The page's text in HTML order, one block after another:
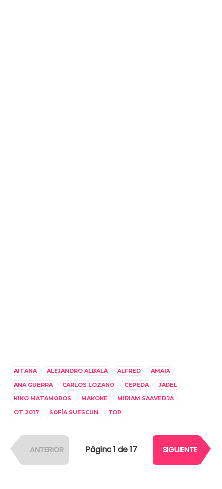
AITANA ALEJANDRO ALBALÁ ALFRED
AMAIA
ANA GUERRA
CARLOS LOZANO CEPEDA
JADEL
KIKO MATAMOROS
MAKOKE
MIRIAM SAAVEDRA
OT 2017
SOFÍA SUESCUN TOP
ANTERIOR Página 1 de 17 SIGUIENTE